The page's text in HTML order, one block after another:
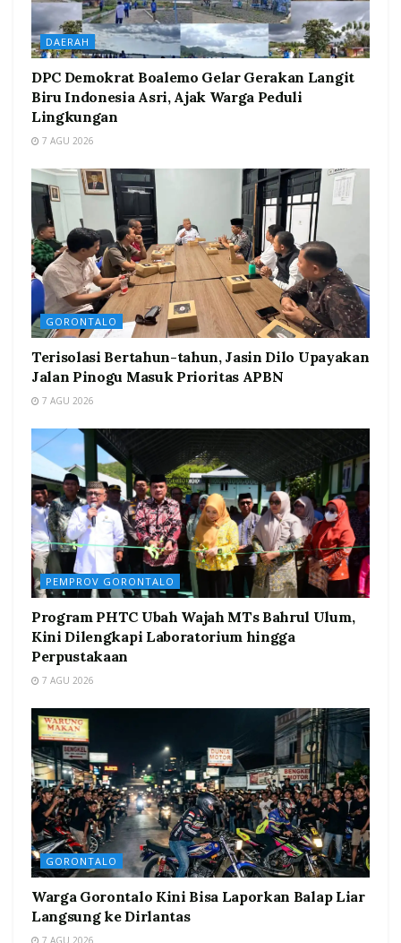
DAERAH
DPC Demokrat Boalemo Gelar Gerakan Langit
Biru Indonesia Asri, Ajak Warga Peduli
Lingkungan
7 AGU 2026
GORONTALO
Terisolasi Bertahun-tahun, Jasin Dilo Upayakan
Jalan Pinogu Masuk Prioritas APBN
7 AGU 2026
PEMPROV GORONTALO
Program PHTC Ubah Wajah MTs Bahrul Ulum,
Kini Dilengkapi Laboratorium hingga
Perpustakaan
7 AGU 2026
GORONTALO
Warga Gorontalo Kini Bisa Laporkan Balap Liar
Langsung ke Dirlantas
7 AGU 2026